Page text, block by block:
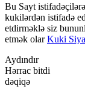
Bu Sayt
kukilərdən istifadə
etdirməklə siz
etmək olarKuki
Aydındır
Hərrac bitdi
dəqiqə